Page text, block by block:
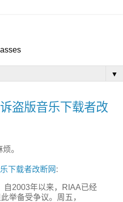
▼
盗版音乐下载者改
。
下载者改断网 :
自2003年以来，RIAA已经
举备受争议。周五，